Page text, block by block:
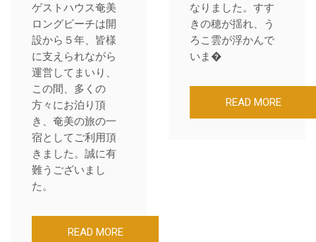
ゲストハウス奄美
ロングビーチは開
設から５年、皆様
に支えられながら
運営してまいり、
この間、多くの
方々にお泊り頂
き、奄美の旅の一
宿としてご利用頂
きました。誠に有
難うございまし
た。
READ MORE
なりました。すす
きの穂が揺れ、う
ろこ雲が浮かんで
いま�
READ MORE